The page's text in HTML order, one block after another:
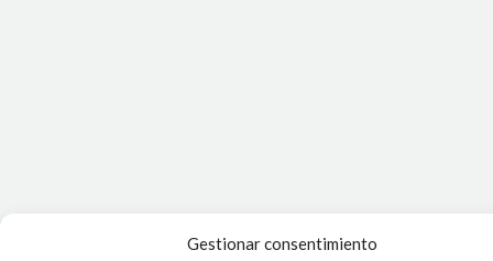
Gestionar consentimiento